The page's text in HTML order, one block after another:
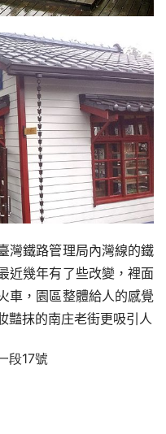
灣鐵路管理局內灣線的鐵
近幾年有了些改變，裡面
車，園區整體給人的感覺
豔抹的南庄老街更吸引人
段17號